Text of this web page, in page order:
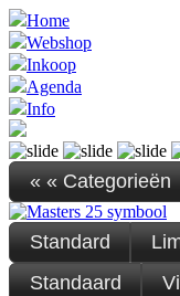
Home
Webshop
Inkoop
Agenda
Info
« « Categorieën
Standard
Standaard